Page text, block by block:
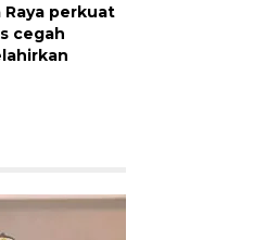
Raya perkuat
cegah